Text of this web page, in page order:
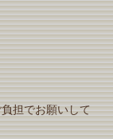
担でお願いして